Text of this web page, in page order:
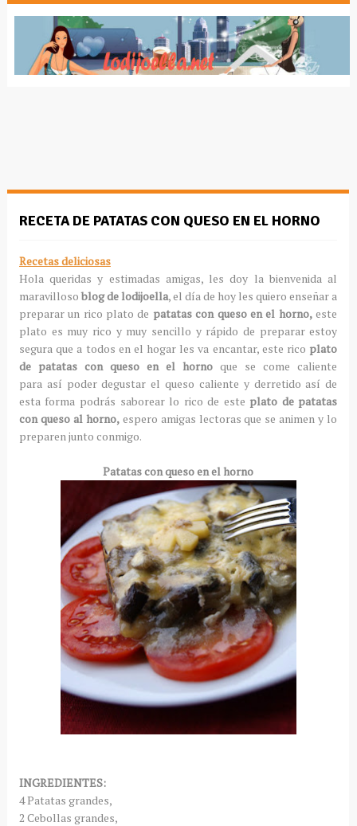
RECETA DE PATATAS CON QUESO EN EL HORNO
Recetas deliciosas
Hola queridas y estimadas amigas, les doy la bienvenida al
maravillosoblog de lodijoella, el día de hoy les quiero enseñar a
preparar un rico plato de patatas con queso en el horno,este
plato es muy rico y muy sencillo y rápido de preparar estoy
segura que a todos en el hogar les va encantar, este rico plato
de patatas con queso en el horno que se come caliente
para así poder degustar el queso caliente y derretido así de
esta forma podrás saborear lo rico de este plato de patatas
con queso al horno,espero amigas lectoras que se animen y lo
preparen junto conmigo.
Patatas con queso en el horno
INGREDIENTES:
4 Patatas grandes,
2 Cebollas grandes,